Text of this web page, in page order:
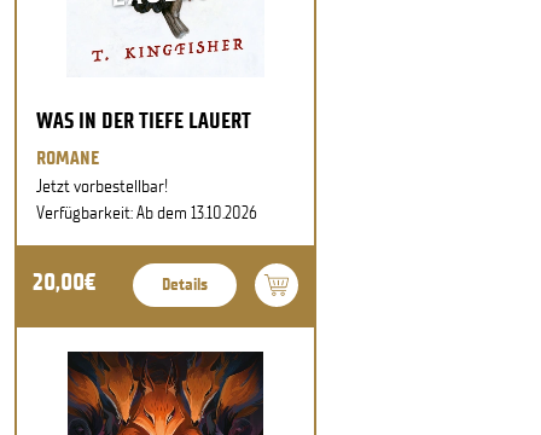
WAS IN DER TIEFE LAUERT
ROMANE
Jetzt vorbestellbar!
Verfügbarkeit: Ab dem 13.10.2026
20,00€ Details